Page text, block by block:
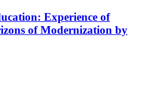
Experience of
of Modernization by